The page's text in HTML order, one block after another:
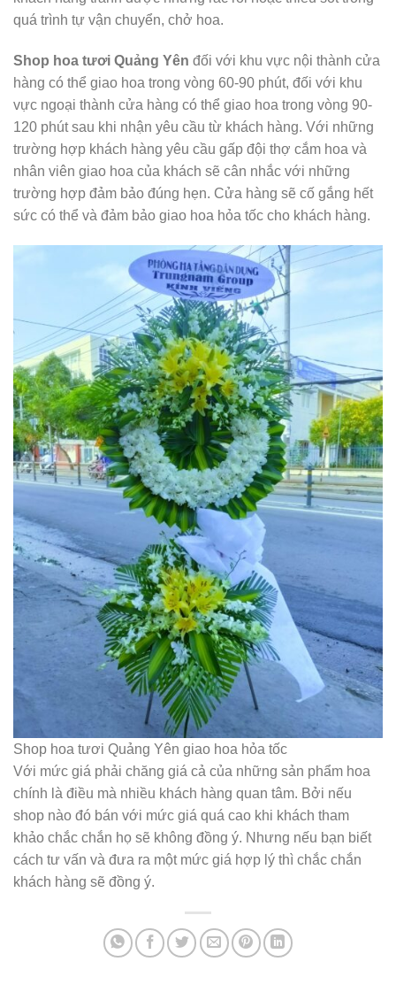
quá trình tự vận chuyển, chở hoa.
Shop hoa tươi Quảng Yên đối với khu vực nội thành cửa
hàng có thể giao hoa trong vòng 60-90 phút, đối với khu
vực ngoại thành cửa hàng có thể giao hoa trong vòng 90-
120 phút sau khi nhận yêu cầu từ khách hàng. Với những
trường hợp khách hàng yêu cầu gấp đội thợ cắm hoa và
nhân viên giao hoa của khách sẽ cân nhắc với những
trường hợp đảm bảo đúng hẹn. Cửa hàng sẽ cố gắng hết
sức có thể và đảm bảo giao hoa hỏa tốc cho khách hàng.
Shop hoa tươi Quảng Yên giao hoa hỏa tốc
Với mức giá phải chăng giá cả của những sản phẩm hoa
chính là điều mà nhiều khách hàng quan tâm. Bởi nếu
shop nào đó bán với mức giá quá cao khi khách tham
khảo chắc chắn họ sẽ không đồng ý. Nhưng nếu bạn biết
cách tư vấn và đưa ra một mức giá hợp lý thì chắc chắn
khách hàng sẽ đồng ý.